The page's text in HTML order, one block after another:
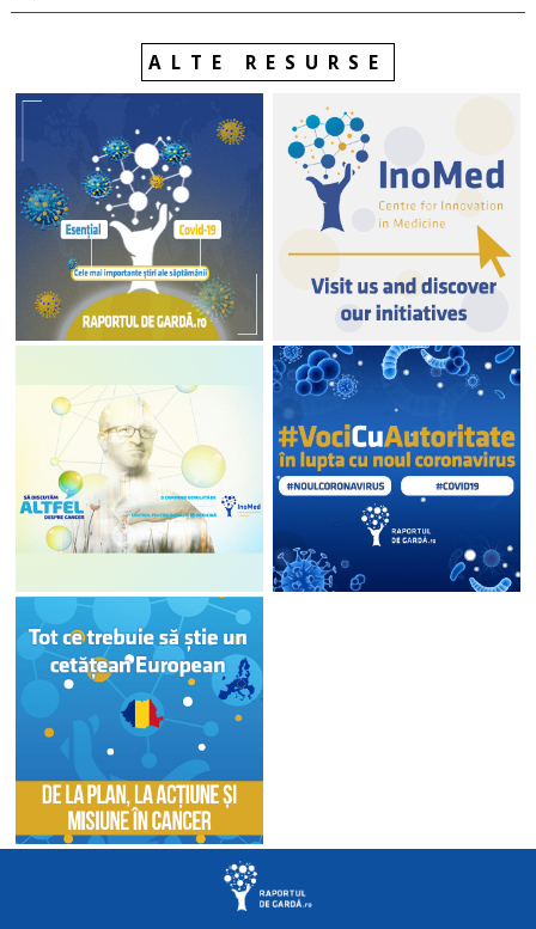
ALTE RESURSE